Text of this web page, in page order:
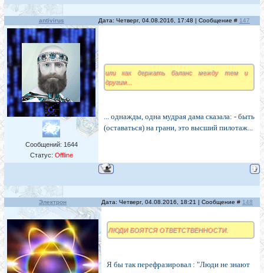
antivirus Дата: Четверг, 04.08.2016, 17:48 | Сообщение # 147
Сообщений: 1644
Статус: Offline
или как держать баланс между тем и
другим...
... однажды, одна мудрая дама сказала: - быть
(оставаться) на грани, это высший пилотаж...
Электрон Дата: Четверг, 04.08.2016, 18:21 | Сообщение # 148
ЛЮДИ БОЯТСЯ ОТВЕТСТВЕННОСТИ.
Я бы так перефразировал : "Люди не знают